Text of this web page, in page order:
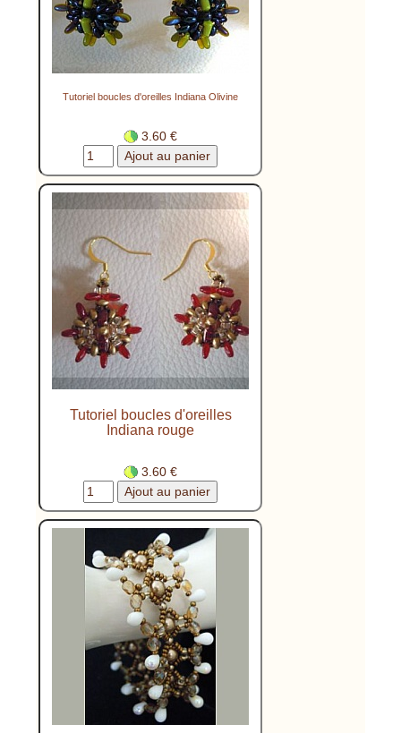
Tutoriel boucles d'oreilles Indiana Olivine
3.60 €
Tutoriel boucles d'oreilles
Indiana rouge
3.60 €